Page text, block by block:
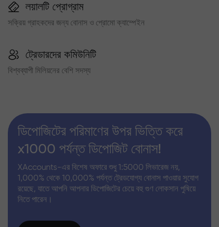
লয়ালটি প্রোগ্রাম
সক্রিয় গ্রাহকদের জন্য বোনাস ও প্রোমো ক্যাম্পেইন
ট্রেডারদের কমিউনিটি
বিশ্বব্যাপী মিলিয়নের বেশি সদস্য
ডিপোজিটের পরিমাণের উপর ভিত্তি করে
x1000 পর্যন্ত ডিপোজিট বোনাস!
XAccounts-এর বিশেষ অফারে শুধু 1:5000 লিভারেজ নয়,
1,000% থেকে 10,000% পর্যন্ত ট্রেডযোগ্য বোনাস পাওয়ার সুযোগ
রয়েছে, যাতে আপনি আপনার ডিপোজিটের চেয়ে বহু গুণ লোকসান পুষিয়ে
নিতে পারেন।